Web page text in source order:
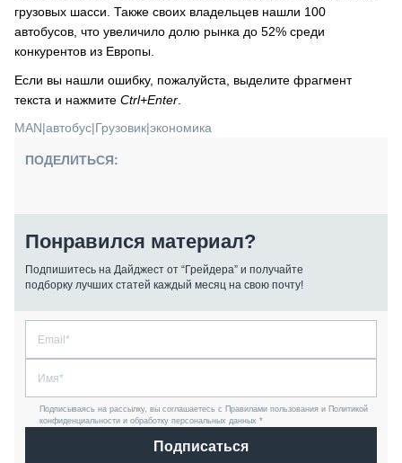
грузовых шасси. Также своих владельцев нашли 100
автобусов, что увеличило долю рынка до 52% среди
конкурентов из Европы.
Если вы нашли ошибку, пожалуйста, выделите фрагмент
текста и нажмите Ctrl+Enter
MAN|автобус|Грузовик|экономика
ПОДЕЛИТЬСЯ:
Понравился материал?
Подпишитесь на Дайджест от “Грейдера” и получайте
подборку лучших статей каждый месяц на свою почту!
Подписываясь на рассылку, вы соглашаетесь с Правилами пользования и Политикой
конфиденциальности и обработку персональных данных *
Подписаться